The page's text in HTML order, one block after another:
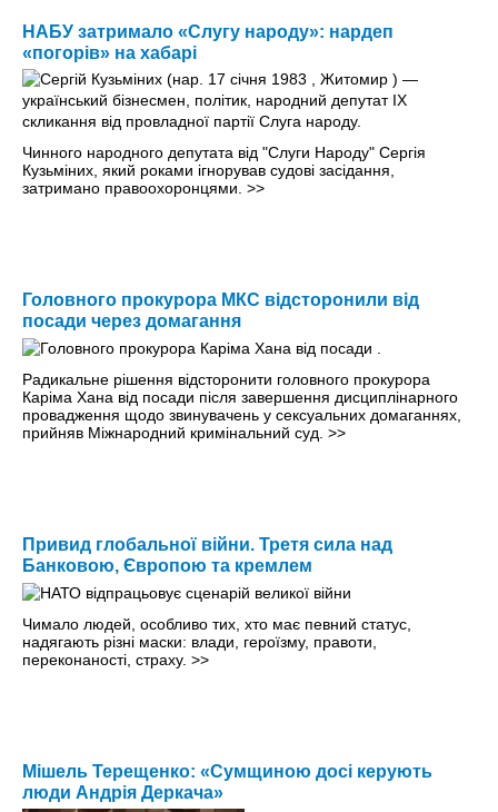
НАБУ затримало «Слугу народу»: нардеп
«погорів» на хабарі
Чинного народного депутата від "Слуги Народу" Сергія
Кузьміних, який роками ігнорував судові засідання,
затримано правоохоронцями. >>
Головного прокурора МКС відсторонили від
посади через домагання
Радикальне рішення відсторонити головного прокурора
Каріма Хана від посади після завершення дисциплінарного
провадження щодо звинувачень у сексуальних домаганнях,
прийняв Міжнародний кримінальний суд. >>
Привид глобальної війни. Третя сила над
Банковою, Європою та кремлем
Чимало людей, особливо тих, хто має певний статус,
надягають різні маски: влади, героїзму, правоти,
переконаності, страху. >>
Мішель Терещенко: «Сумщиною досі керують
люди Андрія Деркача»